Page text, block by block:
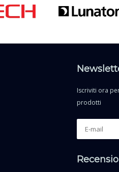
Iscriviti ora
prodotti